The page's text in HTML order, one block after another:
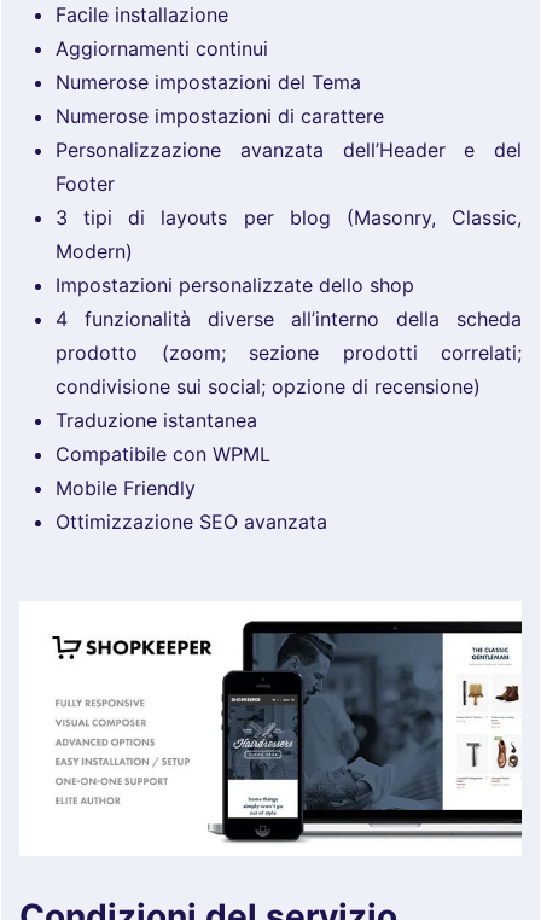
Facile installazione
Aggiornamenti continui
Numerose impostazioni del Tema
Numerose impostazioni di carattere
Personalizzazione avanzata dell’Header e del
Footer
3 tipi di layouts per blog (Masonry, Classic,
Modern)
Impostazioni personalizzate dello shop
4 funzionalità diverse all’interno della scheda
prodotto (zoom; sezione prodotti correlati;
condivisione sui social; opzione di recensione)
Traduzione istantanea
Compatibile con WPML
Mobile Friendly
Ottimizzazione SEO avanzata